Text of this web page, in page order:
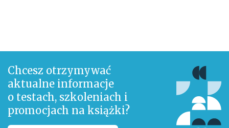
Chcesz otrzymywać
aktualne informacje
o testach, szkoleniach i
promocjach na książki?